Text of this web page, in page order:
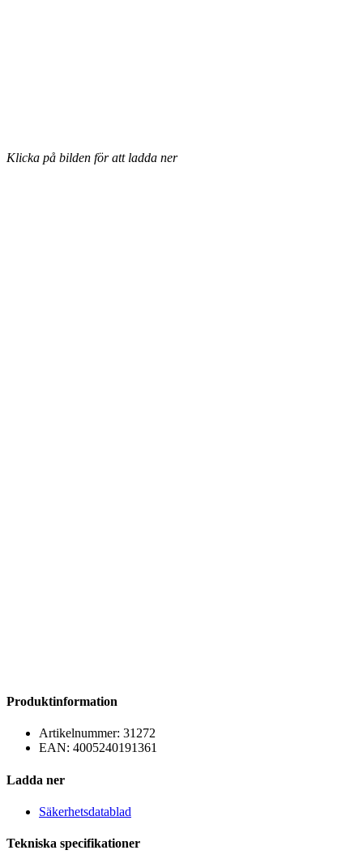
Klicka på bilden för att ladda ner
Produktinformation
Artikelnummer: 31272
EAN: 4005240191361
Ladda ner
Säkerhetsdatablad
Tekniska specifikationer